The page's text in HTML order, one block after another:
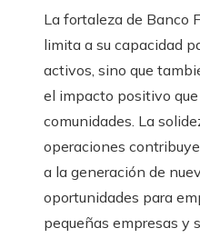
La fortaleza de Banco
limita a su capacidad
activos, sino que
el impacto positivo
comunidades. La
operaciones
a la generación de
oportunidades para
pequeñas empresas y